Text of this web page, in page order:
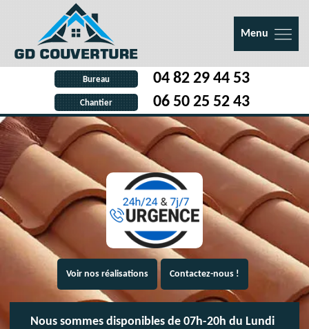
Menu
Bureau 04 82 29 44 53
Chantier 06 50 25 52 43
Voir nos réalisations Contactez-nous !
Nous sommes disponibles de 07h-20h du Lundi